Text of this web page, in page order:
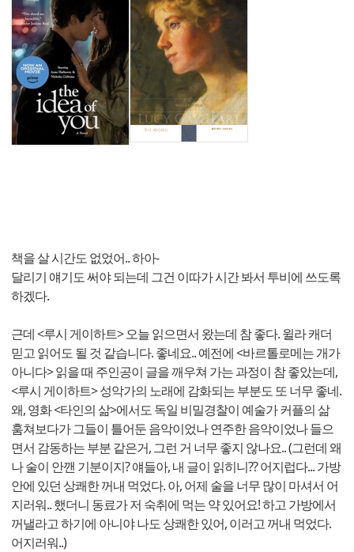
책을 살 시간도 없었어.. 하아-
달리기 얘기도 써야 되는데 그건 이따가 시간 봐서 투비에 쓰도록
하겠다.
근데 <루시 게이하트> 오늘 읽으면서 왔는데 참 좋다. 윌라 캐더
믿고 읽어도 될 것 같습니다. 좋네요.. 예전에 <바르톨로메는 개가
아니다> 읽을 때 주인공이 글을 깨우쳐 가는 과정이 참 좋았는데,
<루시 게이하트> 성악가의 노래에 감화되는 부분도 또 너무 좋네.
왜, 영화 <타인의 삶>에서도 독일 비밀경찰이 예술가 커플의 삶
훔쳐보다가 그들이 틀어둔 음악이었나 연주한 음악이었나 들으
면서 감동하는 부분 같은거, 그런 거 너무 좋지 않나요.. (그런데 왜
나 술이 안깬 기분이지? 얘들아, 내 글이 읽히니?? 어지럽다... 가방
안에 있던 상쾌한 꺼내 먹었다. 아, 어제 술을 너무 많이 마셔서 어
지러워.. 했더니 동료가 저 숙취에 먹는 약 있어요! 하고 가방에서
꺼낼라고 하기에 아니야 나도 상쾌한 있어, 이러고 꺼내 먹었다.
어지러워..)